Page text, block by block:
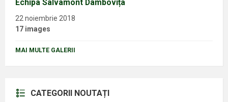
Echipa Salvamont Dâmbovița
22 noiembrie 2018
17 images
MAI MULTE GALERII
CATEGORII NOUTAȚI